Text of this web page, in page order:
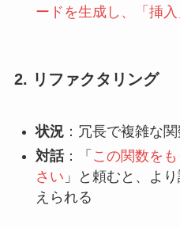
ードを生成し、「挿入
2. リファクタリング
状況：冗長で複雑な
対話：「 この関数を
さい 」と頼むと、よ
えられる